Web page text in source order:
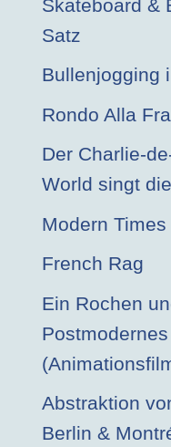
Skateboard &
Satz
Bullenjogging
Rondo Alla
Der Charlie-
World singt
Modern Times
French Rag
Ein Rochen
Abstraktion
Berlin &